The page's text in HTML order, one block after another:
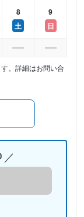
8
土
9
日
。詳細はお問い合